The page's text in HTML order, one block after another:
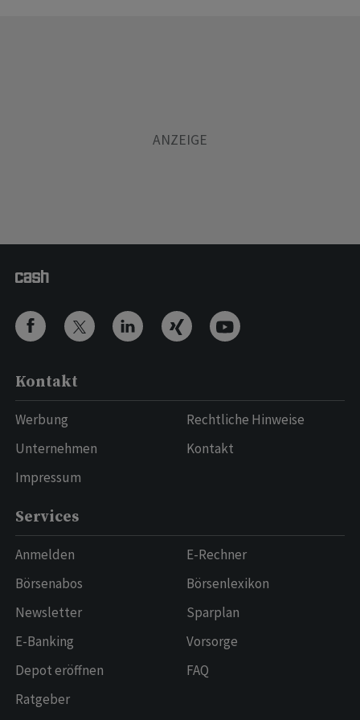
Kontakt
Werbung
Unternehmen
Impressum
Rechtliche Hinweise
Kontakt
Services
Anmelden
Börsenabos
Newsletter
E-Banking
Depot eröffnen
Ratgeber
E-Rechner
Börsenlexikon
Sparplan
Vorsorge
FAQ